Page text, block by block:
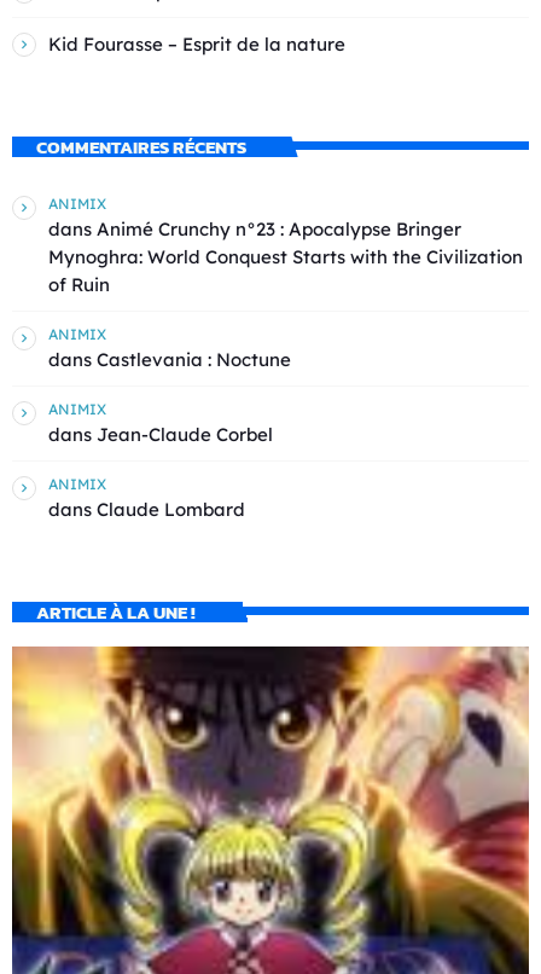
Kid Fourasse – Esprit de la nature
COMMENTAIRES RÉCENTS
ANIMIX
dans Animé Crunchy n°23 : Apocalypse Bringer
Mynoghra: World Conquest Starts with the Civilization
of Ruin
ANIMIX
dans Castlevania : Noctune
ANIMIX
dans Jean-Claude Corbel
ANIMIX
dans Claude Lombard
ARTICLE À LA UNE !